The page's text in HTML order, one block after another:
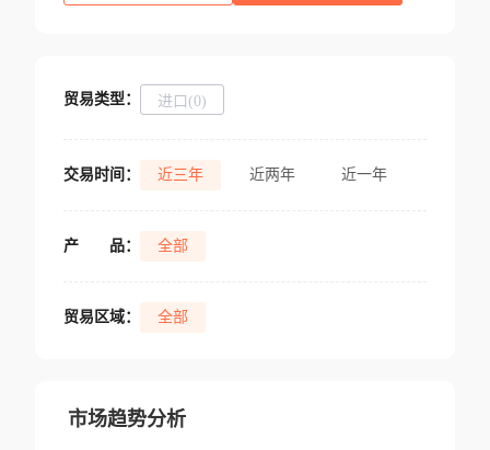
贸易类型： 进口(0)
交易时间： 近三年 近两年 近一年
产 品： 全部
贸易区域： 全部
市场趋势分析